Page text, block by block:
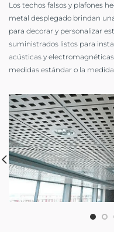
Los techos falsos y plafones
metal desplegado brindan
para decorar y personalizar
suministrados listos para
acústicas y
medidas estándar o la